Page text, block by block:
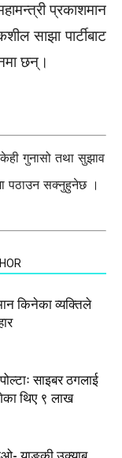
प्रकाशमान
साझा पार्टीबाट
छन्।
गुनासो तथा सुझाव
पठाउन सक्नुहुनेछ ।
किनेका व्यक्तिले
साइबर ठगलाई
थिए ९ लाख